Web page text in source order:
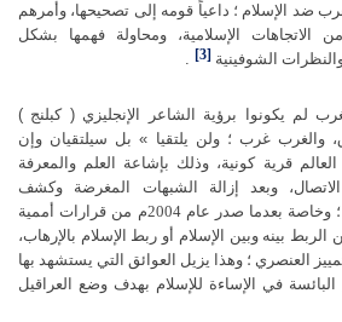
ضد الإسلام ؛ داعياً قومه إلى تصحيحها، وأمرهم
الاتجاهات الإسلامية، ومحاولة فهمها بشكل
الشوفينية [3]
.
لم يكونوا برؤية الشاعر الإنجليزي ( كبلنج )
غرب ؛ ولن يلتقيا » بل سيلتقيان وإن
قرية كونية، وذلك بإشاعة العلم والمعرفة
وبعد إزالة الشبهات المغرضة وكشف
الاتجاهات العنصرية وفضحها ؛ وخاصة بعدما صدر عام 2004م من قرارات أممية
بينه وبين الإسلام أو ربط الإسلام بالإرهاب،
العنصري ؛ وهذا يزيل العوائق التي يستشهد بها
البائسة في الإساءة للإسلام بهدف وضع العراقيل